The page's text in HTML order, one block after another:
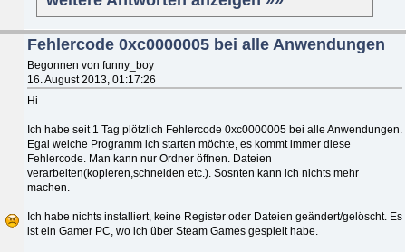
Fehlercode 0xc0000005 bei alle Anwendungen
Begonnen von funny_boy
16. August 2013, 01:17:26
Hi
Ich habe seit 1 Tag plötzlich Fehlercode 0xc0000005 bei alle Anwendungen.
Egal welche Programm ich starten möchte, es kommt immer diese
Fehlercode. Man kann nur Ordner öffnen. Dateien
verarbeiten(kopieren,schneiden etc.). Sosnten kann ich nichts mehr
machen.
Ich habe nichts installiert, keine Register oder Dateien geändert/gelöscht. Es
ist ein Gamer PC, wo ich über Steam Games gespielt habe.